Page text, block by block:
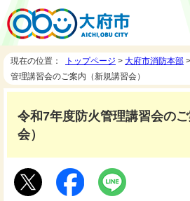
現在の位置： トップページ > 大府市消防本部 >
管理講習会のご案内（新規講習会）
令和7年度防火管理講習会の
会）